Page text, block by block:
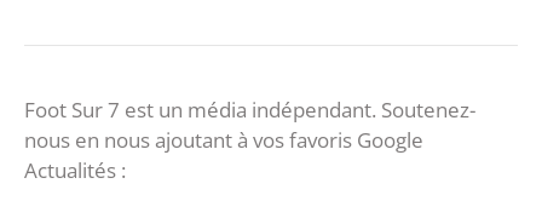
Foot Sur 7 est un média indépendant. Soutenez-
nous en nous ajoutant à vos favoris Google
Actualités :